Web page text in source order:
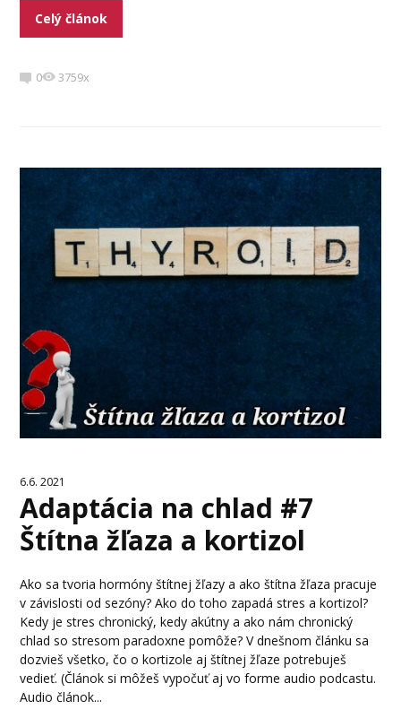
Celý článok
0 3759x
6.6. 2021
Adaptácia na chlad #7
Štítna žľaza a kortizol
Ako sa tvoria hormóny štítnej žľazy a ako štítna žľaza pracuje
v závislosti od sezóny? Ako do toho zapadá stres a kortizol?
Kedy je stres chronický, kedy akútny a ako nám chronický
chlad so stresom paradoxne pomôže? V dnešnom článku sa
dozvieš všetko, čo o kortizole aj štítnej žľaze potrebuješ
vedieť. (Článok si môžeš vypočuť aj vo forme audio podcastu.
Audio článok...